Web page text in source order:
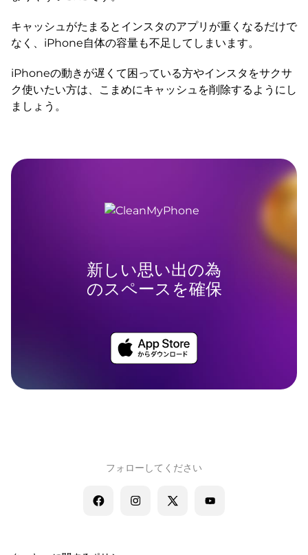
キャッシュがたまるとインスタのアプリが重くなるだけで
なく、iPhone自体の容量も不足してしまいます。
iPhoneの動きが遅くて困っている方やインスタをサクサ
ク使いたい方は、こまめにキャッシュを削除するようにし
ましょう。
新しい思い出の為
のスペースを確保
フォローしてください